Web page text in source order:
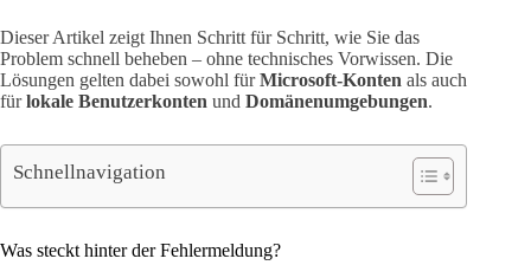
Dieser Artikel zeigt Ihnen Schritt für Schritt, wie Sie das
Problem schnell beheben – ohne technisches Vorwissen. Die
Lösungen gelten dabei sowohl fürMicrosoft-Konten als auch
fürlokale Benutzerkonten und Domänenumgebungen.
Schnellnavigation
Was steckt hinter der Fehlermeldung?